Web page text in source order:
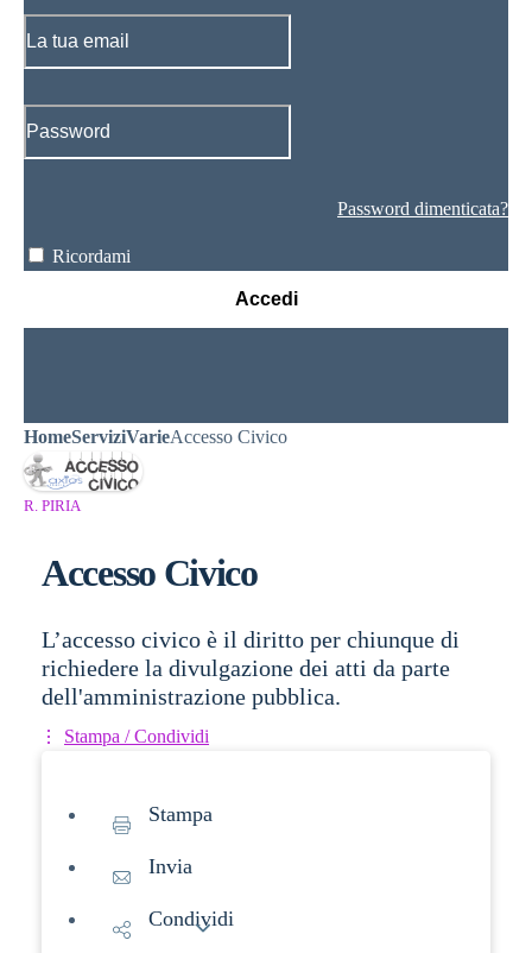
Password dimenticata?
Ricordami
Accedi
HomeServiziVarieAccesso Civico
R. PIRIA
Accesso Civico
L’accesso civico è il diritto per chiunque di
richiedere la divulgazione dei atti da parte
dell'amministrazione pubblica.
Stampa / Condividi
Stampa
Invia
Condividi